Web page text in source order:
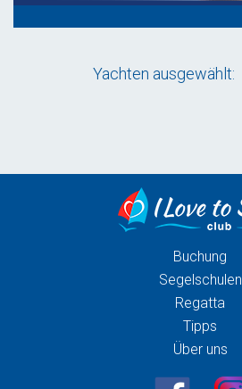
Yachten ausgewählt:
Buchung
Segelschulen
Regatta
Tipps
Über uns